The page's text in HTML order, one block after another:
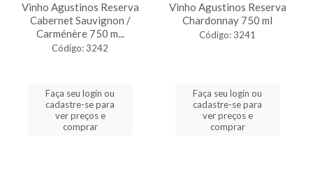
Vinho Agustinos Reserva
Cabernet Sauvignon /
Carménère 750 m...
Código: 3242
Faça seu login ou
cadastre-se para
ver preços e
comprar
Vinho Agustinos Reserva
Chardonnay 750 ml
Código: 3241
Faça seu login ou
cadastre-se para
ver preços e
comprar